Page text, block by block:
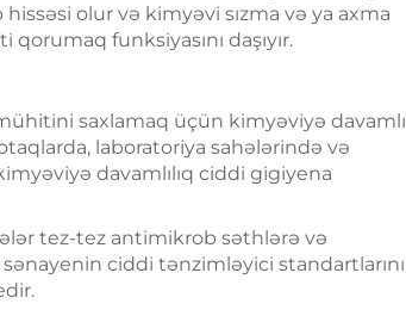
olur və kimyəvi sızma və ya axma
funksiyasını daşıyır.
saxlamaq üçün kimyəviyə davamlı
laboratoriya sahələrində və
davamlılıq ciddi gigiyena
tez-tez antimikrob səthlərə və
ciddi tənzimləyici standartlarını